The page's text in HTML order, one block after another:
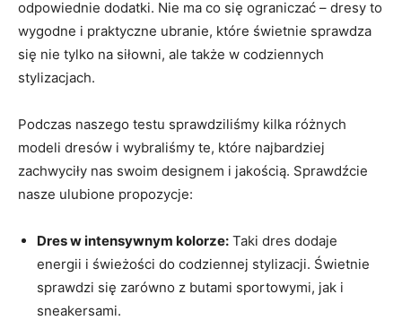
odpowiednie‌ dodatki. Nie ma co ⁤się ograniczać – dresy to⁤
wygodne i ‍praktyczne ubranie, które⁣ świetnie sprawdza
się nie ⁤tylko na siłowni, ale także w codziennych
stylizacjach.
Podczas naszego⁢ testu sprawdziliśmy kilka różnych
modeli dresów ⁢i wybraliśmy te, które najbardziej‍
zachwyciły nas swoim ⁢designem i jakością. Sprawdźcie
nasze ‌ulubione propozycje:
Dres w intensywnym ​kolorze: Taki ‌dres dodaje
energii⁤ i​ świeżości do codziennej stylizacji. Świetnie
sprawdzi się zarówno ‌z butami​ sportowymi, ⁤jak i
sneakersami.